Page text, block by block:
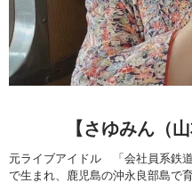
【さゆみん（
元ライブアイドル 「会社員系鉄
で生まれ、鹿児島の沖永良部島で